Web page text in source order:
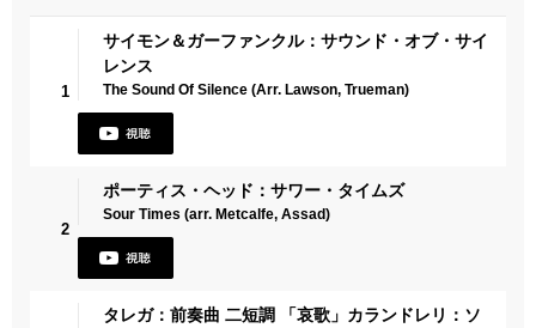
1
サイモン＆ガーファンクル：サウンド・オブ・サイ
レンス
The Sound Of Silence (Arr. Lawson, Trueman)
2
ポーティス・ヘッド：サワー・タイムズ
Sour Times (arr. Metcalfe, Assad)
タレガ：前奏曲 二短調 「哀歌」カランドレリ：ソ